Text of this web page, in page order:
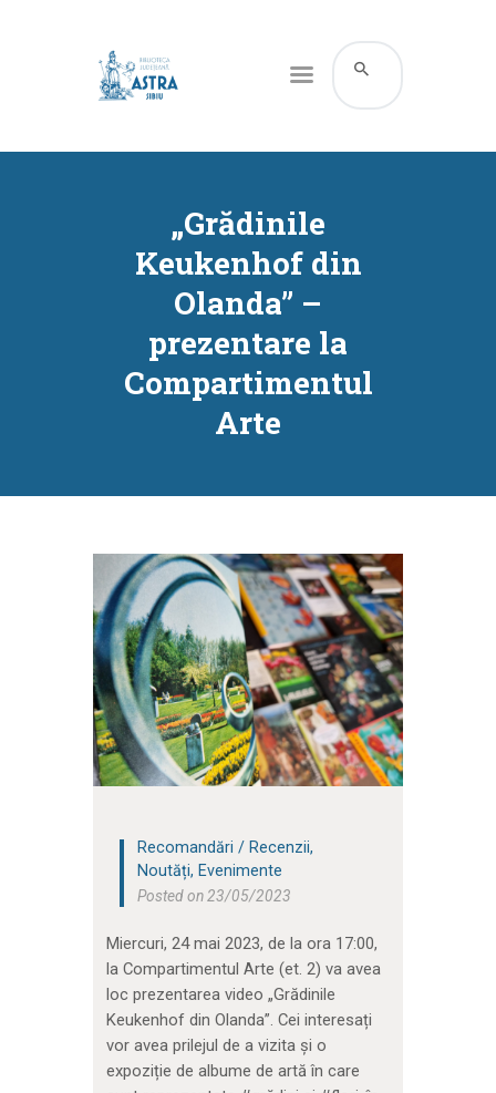
„Grădinile
Keukenhof din
Olanda” –
prezentare la
Compartimentul
Arte
CATALOG ONLINE
RESURSE
SERVICII
INFORMAȚII UTILE
CONTACT
CONTUL MEU
Recomandări / Recenzii,
Noutăți, Evenimente
Posted on 23/05/2023
Miercuri, 24 mai 2023, de la ora 17:00,
la Compartimentul Arte (et. 2) va avea
loc prezentarea video „Grădinile
Keukenhof din Olanda”. Cei interesați
vor avea prilejul de a vizita și o
expoziție de albume de artă în care